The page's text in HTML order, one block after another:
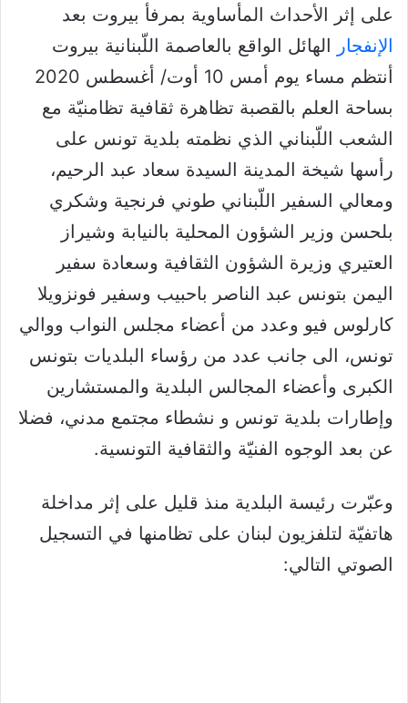
على إثر الأحداث المأساوية بمرفأ بيروت بعد
الإنفجار الهائل الواقع بالعاصمة اللّبنانية بيروت
أنتظم مساء يوم أمس 10 أوت/ أغسطس 2020
بساحة العلم بالقصبة تظاهرة ثقافية تظامنيّة مع
الشعب اللّبناني الذي نظمته بلدية تونس على
رأسها شيخة المدينة السيدة سعاد عبد الرحيم،
ومعالي السفير اللّبناني طوني فرنجية وشكري
بلحسن وزير الشؤون المحلية بالنيابة وشيراز
العتيري وزيرة الشؤون الثقافية وسعادة سفير
اليمن بتونس عبد الناصر باحبيب وسفير فونزويلا
كارلوس فيو وعدد من أعضاء مجلس النواب ووالي
تونس، الى جانب عدد من رؤساء البلديات بتونس
الكبرى وأعضاء المجالس البلدية والمستشارين
وإطارات بلدية تونس و نشطاء مجتمع مدني، فضلا
عن بعد الوجوه الفنيّة والثقافية التونسية.
وعبّرت رئيسة البلدية منذ قليل على إثر مداخلة
هاتفيّة لتلفزيون لبنان على تظامنها في التسجيل
الصوتي التالي: